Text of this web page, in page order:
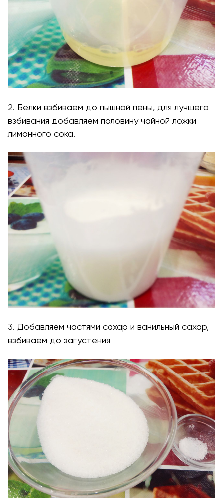
2. Белки взбиваем до пышной пены, для лучшего
взбивания добавляем половину чайной ложки
лимонного сока.
3. Добавляем частями сахар и ванильный сахар,
взбиваем до загустения.